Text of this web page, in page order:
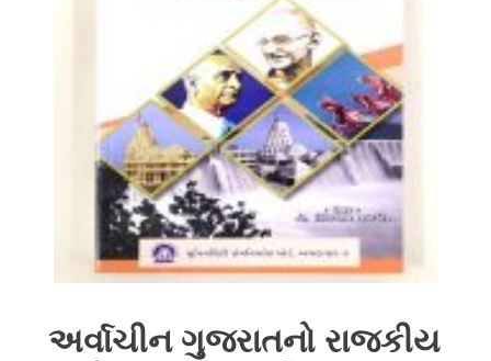
અર્વાચીન ગુજરાતનો રાજકીય